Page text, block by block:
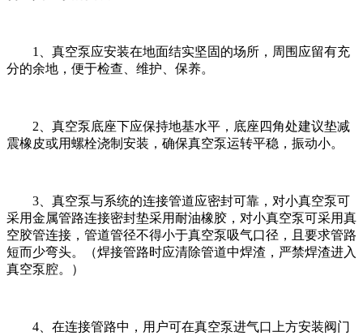
1、真空泵应安装在地面结实坚固的场所，周围应留有充
分的余地，便于检查、维护、保养。
2、真空泵底座下应保持地基水平，底座四角处建议垫减
震橡皮或用螺栓浇制安装，确保真空泵运转平稳，振动小。
3、真空泵与系统的连接管道应密封可靠，对小真空泵可
采用金属管路连接密封垫采用耐油橡胶，对小真空泵可采用真
空胶管连接，管道管径不得小于真空泵吸气口径，且要求管路
短而少弯头。（焊接管路时应清除管道中焊渣，严禁焊渣进入
真空泵腔。）
4、在连接管路中，用户可在真空泵进气口上方安装阀门